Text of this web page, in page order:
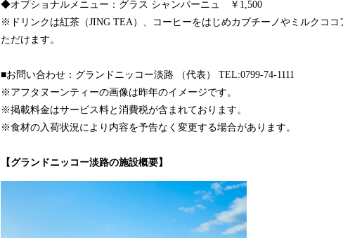
◆オプショナルメニュー：グラス シャンパーニュ ￥1,500
※ドリンクは紅茶（JING TEA）、コーヒーをはじめカプチーノやミルクコ
ただけます。
■お問い合わせ：グランドニッコー淡路 （代表） TEL:0799-74-1111
※アフタヌーンティーの画像は昨年のイメージです。
※掲載料金はサービス料と消費税が含まれております。
※食材の入荷状況により内容を予告なく変更する場合があります。
【グランドニッコー淡路の施設概要】